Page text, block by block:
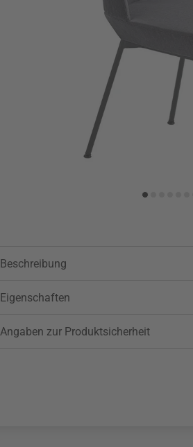
Wunschliste hinzufügen
Beschreibung
Eigenschaften
Angaben zur Produktsicherheit